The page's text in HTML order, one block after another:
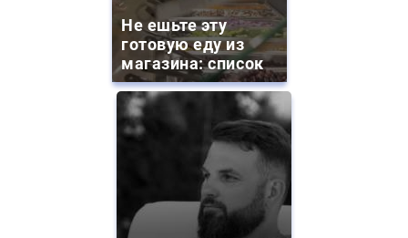
Не ешьте эту
готовую еду из
магазина: список